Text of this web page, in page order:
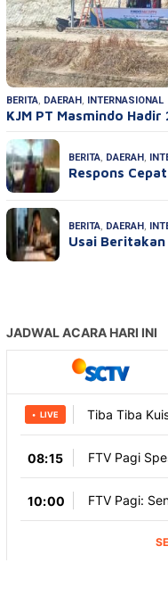
BERITA, DAERAH , INTERNASIONAL
KJM PT Masmindo
BERITA, DAERAH ,
Respons
BERITA, DAERAH ,
Usai